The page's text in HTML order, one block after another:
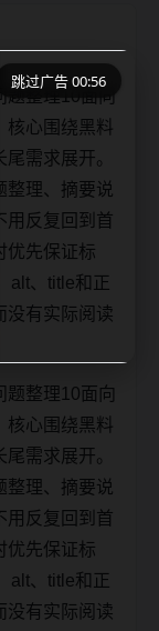
题整理10面向
核心围绕黑料
需求展开。
整理、摘要说
用反复回到首
优先保证标
alt、title和正
没有实际阅读
题整理10面向
核心围绕黑料
需求展开。
整理、摘要说
用反复回到首
优先保证标
alt、title和正
没有实际阅读
跳过广告 00:56